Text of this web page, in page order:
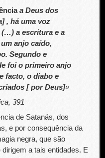
a Deus dos
, há uma voz
(…) a escritura e a
anjo caído,
Segundo e
foi o primeiro anjo
facto, o diabo e
[ por Deus]»
391
de Satanás, dos
e por consequência da
negra, que são
a tais entidades. E